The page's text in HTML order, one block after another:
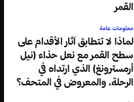
القمر
معلومات عامة
لماذا لا تتطابق آثار الأقدام على
سطح القمر مع نعل حذاء (نيل
أرمسترونغ) الذي ارتداه في
الرحلة، والمعروض في المتحف؟